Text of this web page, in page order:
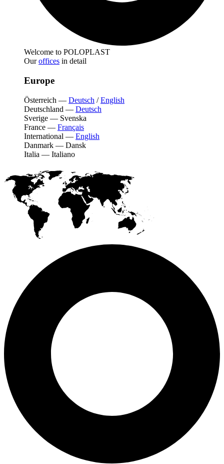
Welcome to POLOPLAST
Ouroffices in detail
Europe
Österreich — Deutsch /English
Deutschland — Deutsch
Sverige — Svenska
France — Français
International — English
Danmark — Dansk
Italia — Italiano